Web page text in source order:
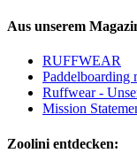
Aus unserem
RUFFWEAR
Paddelboarding
Ruffwear -
Mission
Zoolini entdecken: